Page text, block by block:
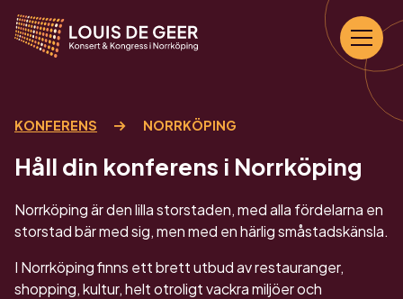
KONFERENS NORRKÖPING
Håll din konferens i Norrköping
Norrköping är den lilla storstaden, med alla fördelarna en
storstad bär med sig, men med en härlig småstadskänsla.
I Norrköping finns ett brett utbud av restauranger,
shopping, kultur, helt otroligt vackra miljöer och